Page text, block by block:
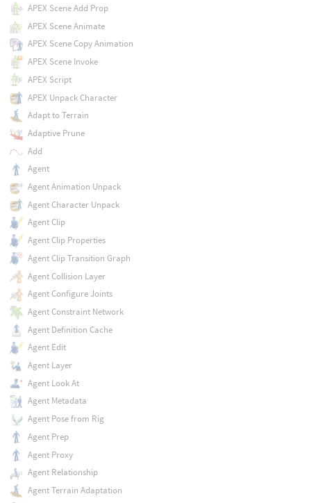
APEX Scene Add Prop
APEX Scene Animate
APEX Scene Copy Animation
APEX Scene Invoke
APEX Script
APEX Unpack Character
Adapt to Terrain
Adaptive Prune
Add
Agent
Agent Animation Unpack
Agent Character Unpack
Agent Clip
Agent Clip Properties
Agent Clip Transition Graph
Agent Collision Layer
Agent Configure Joints
Agent Constraint Network
Agent Definition Cache
Agent Edit
Agent Layer
Agent Look At
Agent Metadata
Agent Pose from Rig
Agent Prep
Agent Proxy
Agent Relationship
Agent Terrain Adaptation